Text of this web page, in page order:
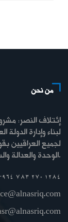
من نحن
إئتلاف النصر:
لبناء وإدارة
لجميع العراقيين
الوحدة والعدالة والسيادة والرفاه.
783 270 1284